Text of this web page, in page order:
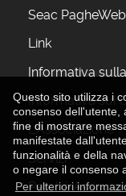
Questo sito utilizza i
consenso dell'utente,
fine di mostrare
manifestate
funzionalità e della
o negare il consenso
Per ulteriori
Seac PagheWeb
Link
Informativa
Informativa sui
L'Associazione
Servizi
Perchè